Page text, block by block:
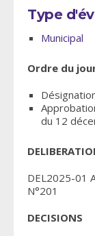
Type
Municipal
Ordre du
du 12
DEL2025-01
N°201
DECISIONS